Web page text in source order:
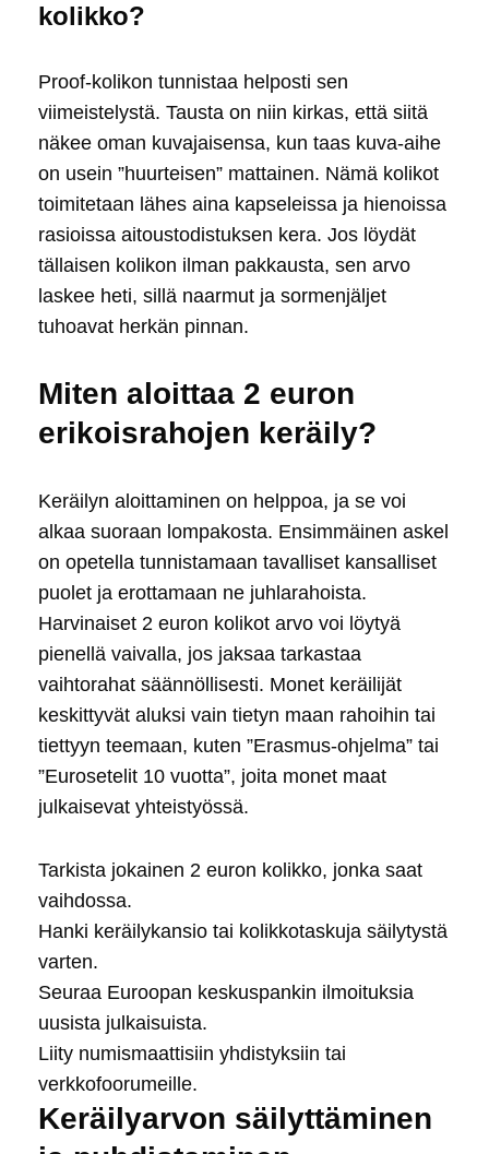
kolikko?
Proof-kolikon tunnistaa helposti sen
viimeistelystä. Tausta on niin kirkas, että siitä
näkee oman kuvajaisensa, kun taas kuva-aihe
on usein ”huurteisen” mattainen. Nämä kolikot
toimitetaan lähes aina kapseleissa ja hienoissa
rasioissa aitoustodistuksen kera. Jos löydät
tällaisen kolikon ilman pakkausta, sen arvo
laskee heti, sillä naarmut ja sormenjäljet
tuhoavat herkän pinnan.
Miten aloittaa 2 euron
erikoisrahojen keräily?
Keräilyn aloittaminen on helppoa, ja se voi
alkaa suoraan lompakosta. Ensimmäinen askel
on opetella tunnistamaan tavalliset kansalliset
puolet ja erottamaan ne juhlarahoista.
Harvinaiset 2 euron kolikot arvo voi löytyä
pienellä vaivalla, jos jaksaa tarkastaa
vaihtorahat säännöllisesti. Monet keräilijät
keskittyvät aluksi vain tietyn maan rahoihin tai
tiettyyn teemaan, kuten ”Erasmus-ohjelma” tai
”Eurosetelit 10 vuotta”, joita monet maat
julkaisevat yhteistyössä.
Tarkista jokainen 2 euron kolikko, jonka saat
vaihdossa.
Hanki keräilykansio tai kolikkotaskuja säilytystä
varten.
Seuraa Euroopan keskuspankin ilmoituksia
uusista julkaisuista.
Liity numismaattisiin yhdistyksiin tai
verkkofoorumeille.
Keräilyarvon säilyttäminen